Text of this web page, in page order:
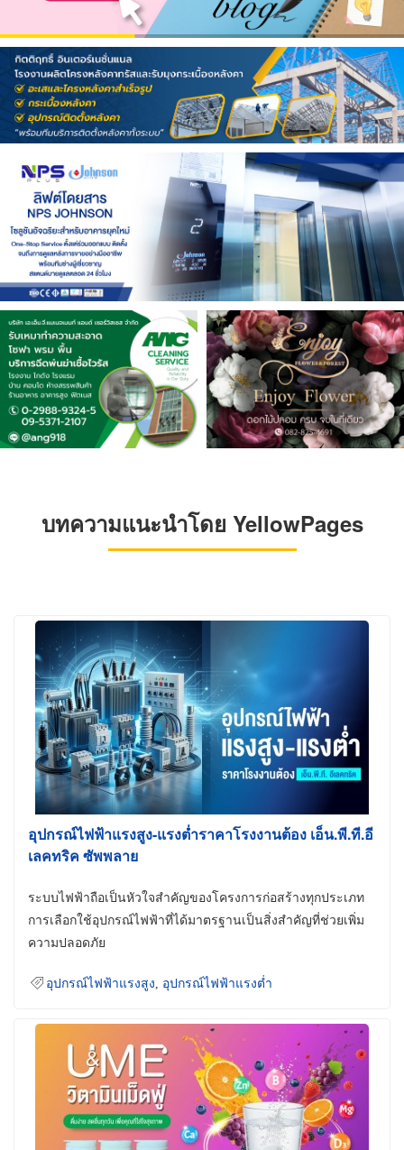
บทความแนะนำโดย YellowPages
อุปกรณ์ไฟฟ้าแรงสูง-แรงต่ำราคาโรงงานต้อง เอ็น.พี.ที.อี
เลคทริค ซัพพลาย
ระบบไฟฟ้าถือเป็นหัวใจสำคัญของโครงการก่อสร้างทุกประเภท
การเลือกใช้อุปกรณ์ไฟฟ้าที่ได้มาตรฐานเป็นสิ่งสำคัญที่ช่วยเพิ่ม
ความปลอดภัย
อุปกรณ์ไฟฟ้าแรงสูง อุปกรณ์ไฟฟ้าแรงต่ำ